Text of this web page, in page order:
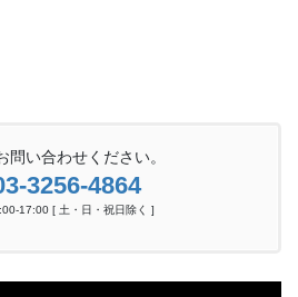
問い合わせください。
3256-4864
17:00 [ 土・日・祝日除く ]